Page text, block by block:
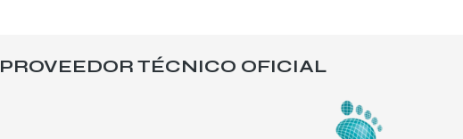
PROVEEDOR TÉCNICO OFICIAL